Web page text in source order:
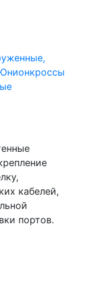
кроссы
кабелей,
портов.